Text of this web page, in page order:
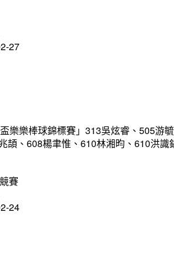
27
樂樂棒球錦標賽」313吳炫睿、505游
頡、608楊聿惟、610林湘昀、610洪
賽
24